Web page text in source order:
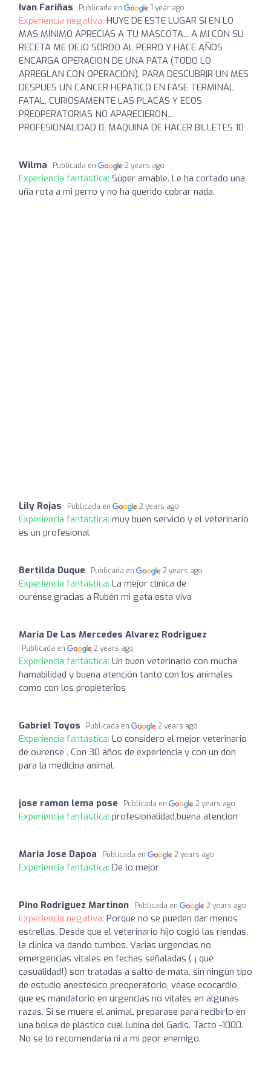
Ivan Fariñas Publicada en 1 year ago
Experiencia negativa: HUYE DE ESTE LUGAR SI EN LO
MAS MINIMO APRECIAS A TU MASCOTA... A MI CON SU
RECETA ME DEJO SORDO AL PERRO Y HACE AÑOS
ENCARGA OPERACION DE UNA PATA (TODO LO
ARREGLAN CON OPERACION), PARA DESCUBRIR UN MES
DESPUES UN CANCER HEPATICO EN FASE TERMINAL
FATAL, CURIOSAMENTE LAS PLACAS Y ECOS
PREOPERATORIAS NO APARECIERON...
PROFESIONALIDAD 0, MAQUINA DE HACER BILLETES 10
Wilma Publicada en 2 years ago
Experiencia fantástica: Súper amable. Le ha cortado una
uña rota a mi perro y no ha querido cobrar nada.
Lily Rojas Publicada en 2 years ago
Experiencia fantástica: muy buen servicio y el veterinario
es un profesional
Bertilda Duque Publicada en 2 years ago
Experiencia fantástica: La mejor clínica de
ourense,gracias a Rubén mi gata esta viva
Maria De Las Mercedes Alvarez Rodriguez
Publicada en 2 years ago
Experiencia fantástica: Un buen veterinario con mucha
hamabilidad y buena atención tanto con los animales
como con los propieterios
Gabriel Toyos Publicada en 2 years ago
Experiencia fantástica: Lo considero el mejor veterinario
de ourense . Con 30 años de experiencia y con un don
para la medicina animal.
jose ramon lema pose Publicada en 2 years ago
Experiencia fantástica: profesionalidad,buena atencion
Maria Jose Dapoa Publicada en 2 years ago
Experiencia fantástica: De lo mejor
Pino Rodriguez Martinon Publicada en 2 years ago
Experiencia negativa: Porque no se pueden dar menos
estrellas. Desde que el veterinario hijo cogió las riendas,
la clínica va dando tumbos. Varias urgencias no
emergencias vitales en fechas señaladas ( ¡ qué
casualidad!) son tratadas a salto de mata, sin ningún tipo
de estudio anestésico preoperatorio, véase ecocardio,
que es mandatorio en urgencias no vitales en algunas
razas. Si se muere el animal, preparase para recibirlo en
una bolsa de plástico cual lubina del Gadis. Tacto -1000.
No se lo recomendaría ni a mi peor enemigo.